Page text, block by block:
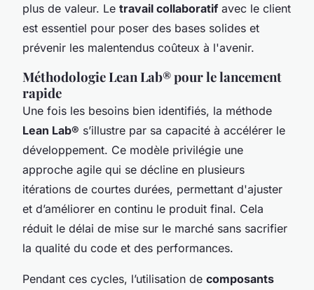
plus de valeur. Le travail collaboratif avec le client
est essentiel pour poser des bases solides et
prévenir les malentendus coûteux à l'avenir.
Méthodologie Lean Lab® pour le lancement
rapide
Une fois les besoins bien identifiés, la méthode
Lean Lab® s’illustre par sa capacité à accélérer le
développement. Ce modèle privilégie une
approche agile qui se décline en plusieurs
itérations de courtes durées, permettant d'ajuster
et d’améliorer en continu le produit final. Cela
réduit le délai de mise sur le marché sans sacrifier
la qualité du code et des performances.
Pendant ces cycles, l’utilisation de composants